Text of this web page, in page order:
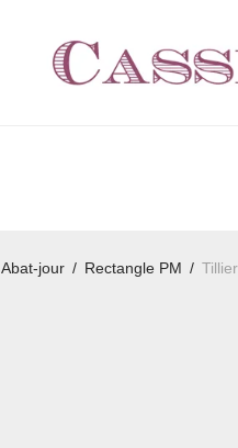
Abat-jour / Rectangle PM /